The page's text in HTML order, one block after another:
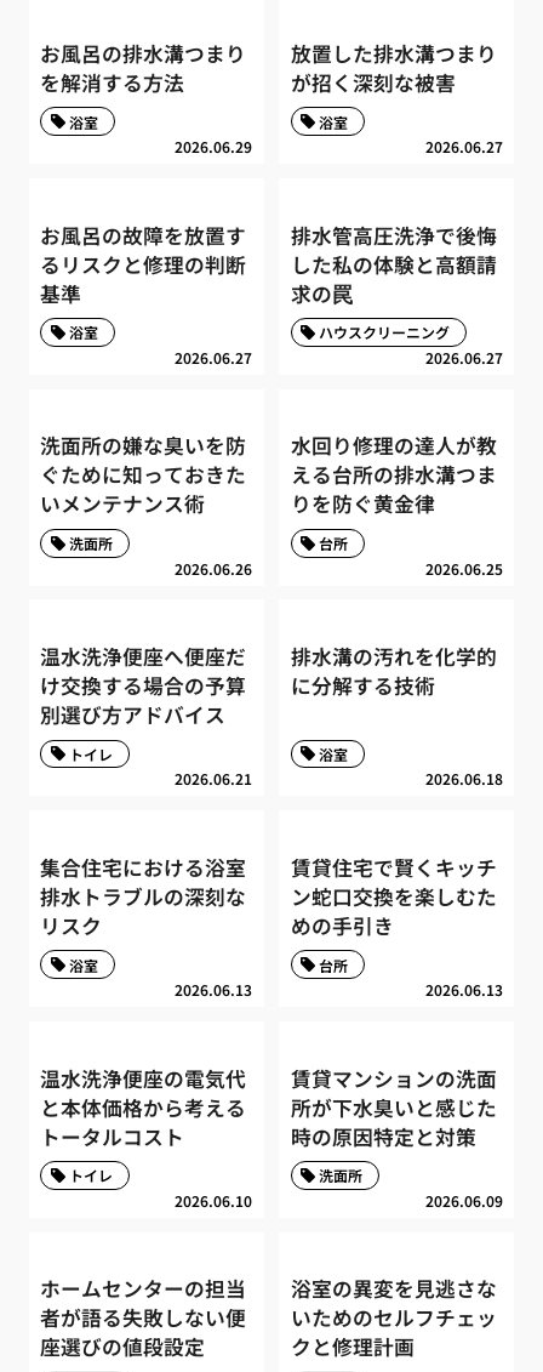
お風呂の排水溝つまり
を解消する方法
2026.06.29
浴室
放置した排水溝つまり
が招く深刻な被害
2026.06.27
浴室
お風呂の故障を放置す
るリスクと修理の判断
基準
2026.06.27
浴室
排水管高圧洗浄で後悔
した私の体験と高額請
求の罠
2026.06.27
ハウスクリーニング
洗面所の嫌な臭いを防
ぐために知っておきた
いメンテナンス術
2026.06.26
洗面所
水回り修理の達人が教
える台所の排水溝つま
りを防ぐ黄金律
2026.06.25
台所
温水洗浄便座へ便座だ
け交換する場合の予算
別選び方アドバイス
2026.06.21
トイレ
排水溝の汚れを化学的
に分解する技術
2026.06.18
浴室
集合住宅における浴室
排水トラブルの深刻な
リスク
2026.06.13
浴室
賃貸住宅で賢くキッチ
ン蛇口交換を楽しむた
めの手引き
2026.06.13
台所
温水洗浄便座の電気代
と本体価格から考える
トータルコスト
2026.06.10
トイレ
賃貸マンションの洗面
所が下水臭いと感じた
時の原因特定と対策
2026.06.09
洗面所
ホームセンターの担当
者が語る失敗しない便
座選びの値段設定
浴室の異変を見逃さな
いためのセルフチェッ
クと修理計画